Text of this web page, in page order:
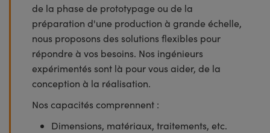
de la phase de prototypage ou de la
préparation d'une production à grande échelle,
nous proposons des solutions flexibles pour
répondre à vos besoins. Nos ingénieurs
expérimentés sont là pour vous aider, de la
conception à la réalisation.
Nos capacités comprennent :
Dimensions, matériaux, traitements, etc.